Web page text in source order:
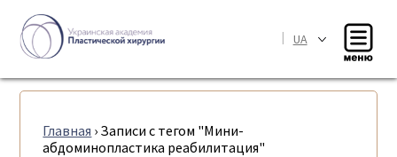
| UA
Главная › Записи с тегом "Мини-
абдоминопластика реабилитация"